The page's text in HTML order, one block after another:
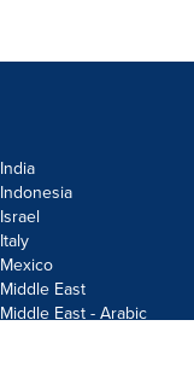
India
Indonesia
Israel
Italy
Mexico
Middle East
Middle East - Arabic